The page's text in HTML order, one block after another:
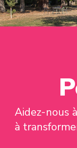
Aidez-nous
à